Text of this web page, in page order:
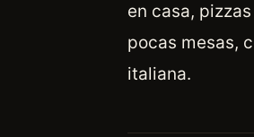
en casa,
pocas mesas,
italiana.